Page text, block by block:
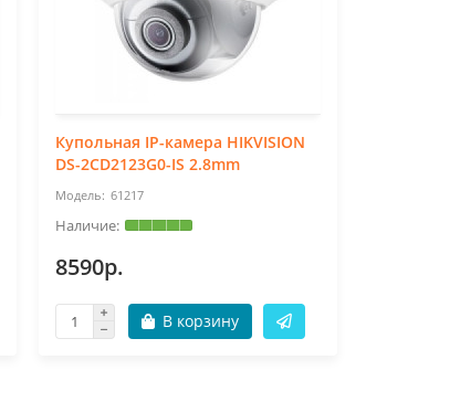
Купольная IP-камера HIKVISION
DS-2CD2123G0-IS 2.8mm
61217
8590р.
В корзину